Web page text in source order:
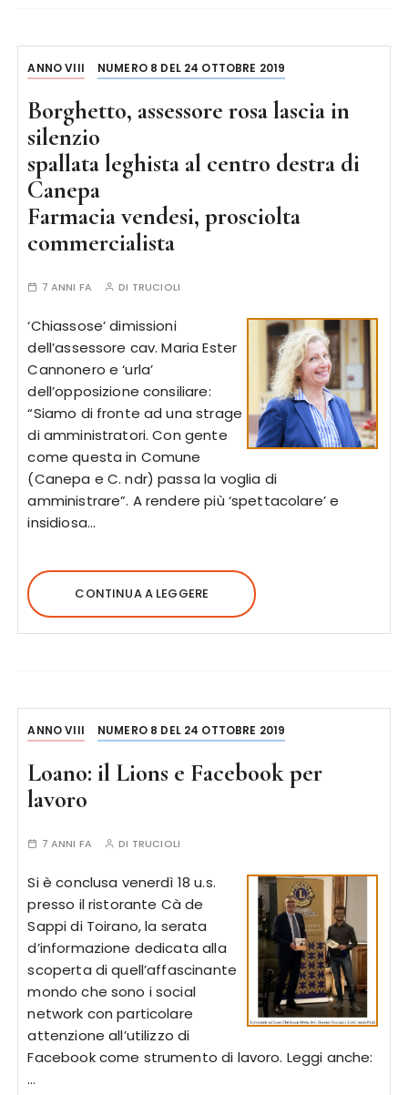
ANNO VIII NUMERO 8 DEL 24 OTTOBRE 2019
Borghetto, assessore rosa lascia in
silenzio
spallata leghista al centro destra di
Canepa
Farmacia vendesi, prosciolta
commercialista
7 ANNI FA DI TRUCIOLI
‘Chiassose’ dimissioni
dell’assessore cav. Maria Ester
Cannonero e ‘urla’
dell’opposizione consiliare:
“Siamo di fronte ad una strage
di amministratori. Con gente
come questa in Comune
(Canepa e C. ndr) passa la voglia di
amministrare”. A rendere più ‘spettacolare’ e
insidiosa…
CONTINUA A LEGGERE
ANNO VIII NUMERO 8 DEL 24 OTTOBRE 2019
Loano: il Lions e Facebook per
lavoro
7 ANNI FA DI TRUCIOLI
Si è conclusa venerdì 18 u.s.
presso il ristorante Cà de
Sappi di Toirano, la serata
d’informazione dedicata alla
scoperta di quell’affascinante
mondo che sono i social
network con particolare
attenzione all’utilizzo di
Facebook come strumento di lavoro. Leggi anche:
…